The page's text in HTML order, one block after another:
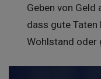
Geben von Geld
dass gute
Wohlstand oder